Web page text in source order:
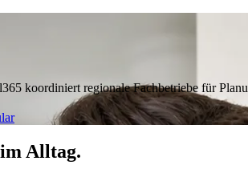
koordiniert regionale Fachbetriebe für
Alltag.